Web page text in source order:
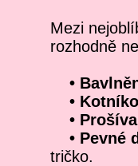
Mezi
rozhodně
•
•
•
• Pevné
tričko.